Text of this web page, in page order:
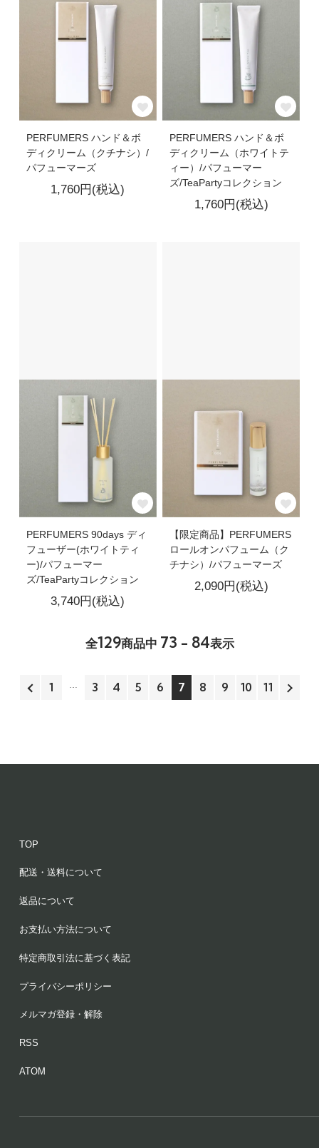
PERFUMERS ハンド＆ボ
ディクリーム（クチナシ）/
パフューマーズ
1,760円(税込)
PERFUMERS ハンド＆ボ
ディクリーム（ホワイトテ
ィー）/パフューマー
ズ/TeaPartyコレクション
1,760円(税込)
PERFUMERS 90days ディ
フューザー(ホワイトティ
ー)/パフューマー
ズ/TeaPartyコレクション
3,740円(税込)
【限定商品】PERFUMERS
ロールオンパフューム（ク
チナシ）/パフューマーズ
2,090円(税込)
全129商品中 73 - 84表示
1 3 4 5 6 7 8 9 10 11
TOP
配送・送料について
返品について
お支払い方法について
特定商取引法に基づく表記
プライバシーポリシー
メルマガ登録・解除
RSS
ATOM